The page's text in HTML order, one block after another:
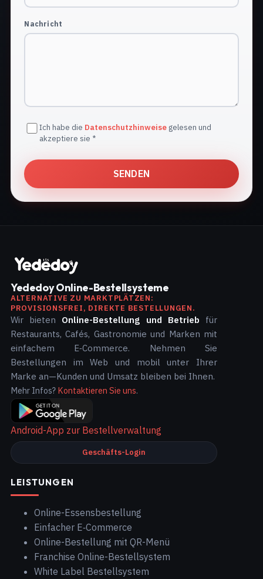
Nachricht
Ich habe die Datenschutzhinweisegelesen und
akzeptiere sie *
SENDEN
Yededoy Online-Bestellsysteme
ALTERNATIVE ZU MARKTPLÄTZEN:
PROVISIONSFREI, DIREKTE BESTELLUNGEN.
Wir bieten Online-Bestellung und Betrieb für
Restaurants, Cafés, Gastronomie und Marken mit
einfachem E‑Commerce. Nehmen Sie
Bestellungen im Web und mobil unter Ihrer
Marke an—Kunden und Umsatz bleiben bei Ihnen.
Mehr Infos? Kontaktieren Sie uns.
Android-App zur Bestellverwaltung
Geschäfts-Login
LEISTUNGEN
Online-Essensbestellung
Einfacher E‑Commerce
Online-Bestellung mit QR-Menü
Franchise Online-Bestellsystem
White Label Bestellsystem